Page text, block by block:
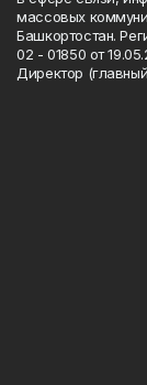
массовых
Башкортостан.
02 - 01850 от
Директор